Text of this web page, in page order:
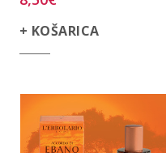
+ KOŠARICA